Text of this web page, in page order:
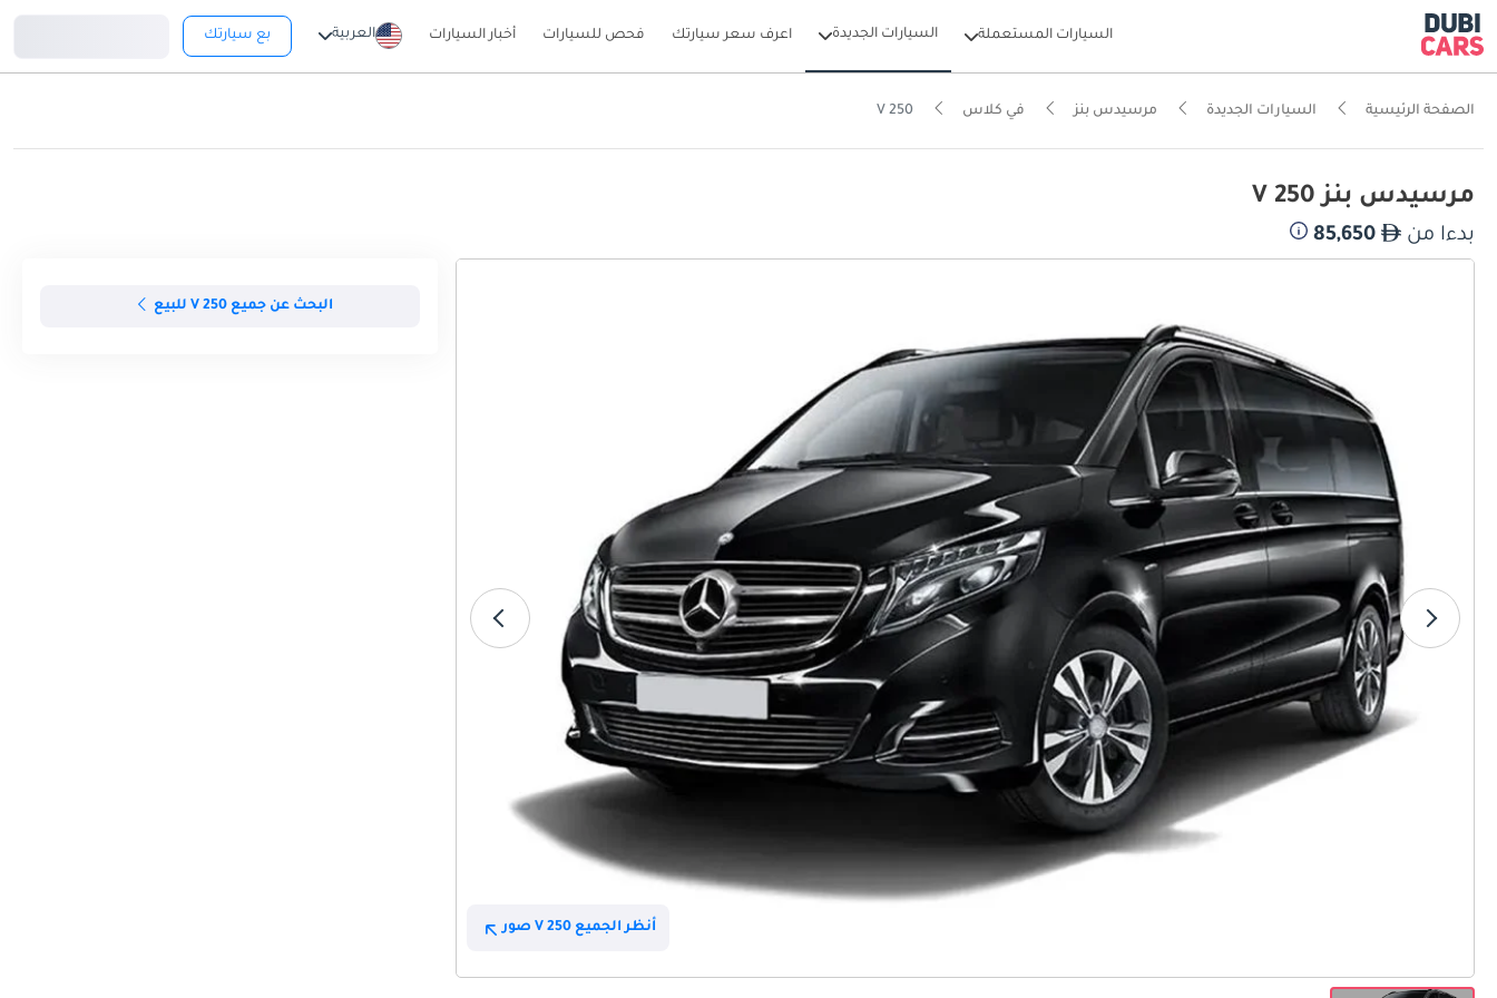
السيارات المستعملة السيارات الجديدة اعرف سعر سيارتك فحص للسيارات أخبار السيارات العربية بع سيارتك
الصفحة الرئيسية السيارات الجديدة مرسيدس بنز في كلاس V 250
مرسيدس بنز V 250
بدءا من
أنظر الجميع V 250 صور
البحث عن جميع V 250 للبيع